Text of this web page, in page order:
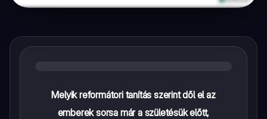
Melyik reformátori tanítás szerint dől el az
emberek sorsa már a születésük előtt,